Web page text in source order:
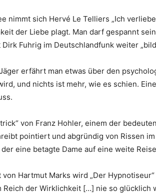
nimmt sich Hervé Le Telliers „Ich
der Liebe plagt. Man darf gespannt
Dirk Fuhrig im Deutschlandfunk weiter
erfährt man etwas über den
und nichts ist mehr, wie es schien.
von Franz Hohler, einem der
pointiert und abgründig von Rissen
eine betagte Dame auf eine weite
Hartmut Marks wird „Der
Reich der Wirklichkeit […] nie so glücklich